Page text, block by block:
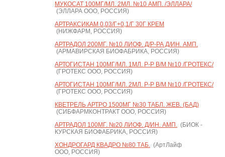
МУКОСАТ 100МГ/МЛ. 2МЛ. №10 АМП. /ЭЛЛАРА/
(ЭЛЛАРА ООО, РОССИЯ)
АРТРАКСИКАМ 0,03/Г+0,1/Г 30Г КРЕМ
(НИЖФАРМ, РОССИЯ)
АРТРАДОЛ 200МГ. №10 ЛИОФ. Д/Р-РА Д/ИН. АМП.
(АРМАВИРСКАЯ БИОФАБРИКА, РОССИЯ)
АРТОГИСТАН 100МГ/МЛ. 1МЛ. Р-Р В/М №10 /ГРОТЕКС/
(ГРОТЕКС ООО, РОССИЯ)
АРТОГИСТАН 100МГ/МЛ. 2МЛ. Р-Р В/М №10 /ГРОТЕКС/
(ГРОТЕКС ООО, РОССИЯ)
КВЕТРЕЛЬ АРТРО 1500МГ №30 ТАБЛ. ЖЕВ. (БАД)
(СИБФАРМКОНТРАКТ ООО, РОССИЯ)
АРТРАДОЛ 100МГ. №20 ЛИОФ. Д/ИН. АМП.(БИОК -
КУРСКАЯ БИОФАБРИКА, РОССИЯ)
ХОНДРОГАРД КВАДРО №80 ТАБ.(АртЛайф
ООО, РОССИЯ)